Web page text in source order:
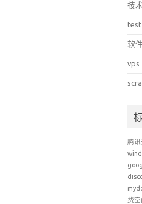
技
test
软
vps
腾
费